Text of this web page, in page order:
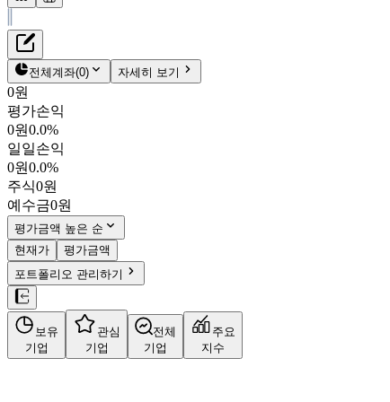
휴니드
4,430원
005870
KOSPI
시가총액
PBR0.39
PER-
fPER -
배당수익률-
자사주비율7.26%
결산월12월
사업정보
더보기
재무정보
펀더멘탈
밸류에이션
주주환원
컨센서스
주식정보
전체계좌(0) 자세히 보기
0원
평가손익
0원0.0%
일일손익
0원0.0%
주식0원
예수금0원
평가금액 높은 순
현재가
평가금액
포트폴리오 관리하기
보유
기업
관심
기업
전체
기업
주요
지수